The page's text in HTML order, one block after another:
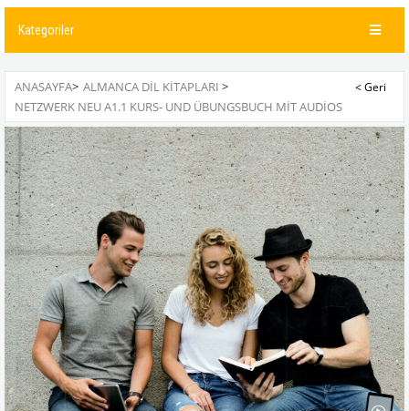
Kategoriler
ANASAYFA> ALMANCA DIL KITAPLARI >
NETZWERK NEU A1.1 KURS- UND ÜBUNGSBUCH MIT AUDIOS